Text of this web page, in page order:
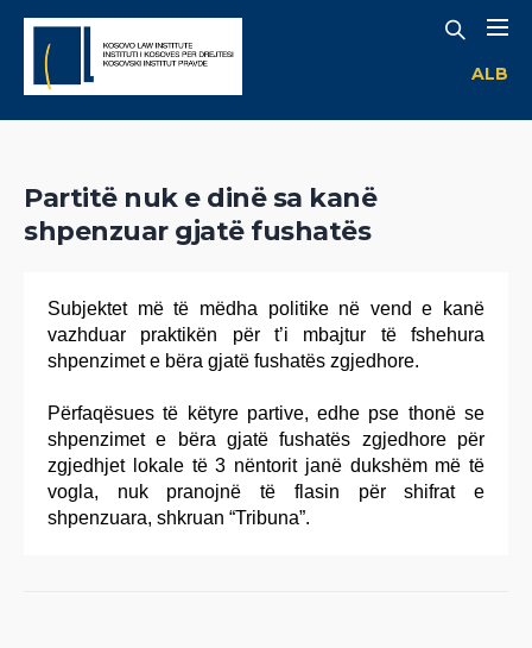
ALB
Partitë nuk e dinë sa kanë
shpenzuar gjatë fushatës
Subjektet më të mëdha politike në vend e kanë
vazhduar praktikën për t’i mbajtur të fshehura
shpenzimet e bëra gjatë fushatës zgjedhore.
Përfaqësues të këtyre partive, edhe pse thonë se
shpenzimet e bëra gjatë fushatës zgjedhore për
zgjedhjet lokale të 3 nëntorit janë dukshëm më të
vogla, nuk pranojnë të flasin për shifrat e
shpenzuara, shkruan “Tribuna”.